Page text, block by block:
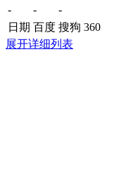
-
-
-
日期 百度 搜狗 360
展开详细列表